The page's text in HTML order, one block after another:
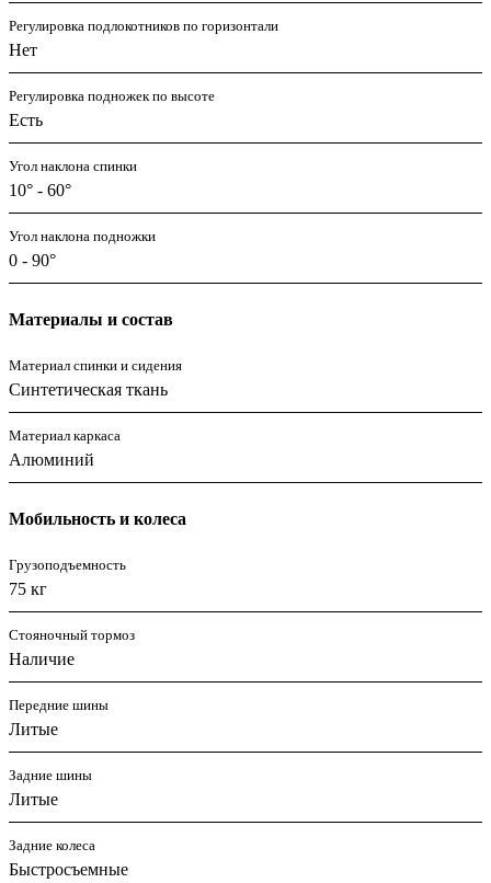
Регулировка подлокотников по горизонтали
Нет
Регулировка подножек по высоте
Есть
Угол наклона спинки
10° - 60°
Угол наклона подножки
0 - 90°
Материалы и состав
Материал спинки и сидения
Синтетическая ткань
Материал каркаса
Алюминий
Мобильность и колеса
Грузоподъемность
75 кг
Стояночный тормоз
Наличие
Передние шины
Литые
Задние шины
Литые
Задние колеса
Быстросъемные